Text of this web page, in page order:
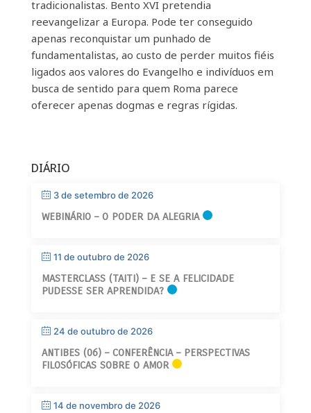
tradicionalistas. Bento XVI pretendia
reevangelizar a Europa. Pode ter conseguido
apenas reconquistar um punhado de
fundamentalistas, ao custo de perder muitos fiéis
ligados aos valores do Evangelho e indivíduos em
busca de sentido para quem Roma parece
oferecer apenas dogmas e regras rígidas.
DIÁRIO
3 de setembro de 2026
WEBINÁRIO – O PODER DA ALEGRIA
11 de outubro de 2026
MASTERCLASS (TAITI) – E SE A FELICIDADE
PUDESSE SER APRENDIDA?
24 de outubro de 2026
ANTIBES (06) – CONFERÊNCIA – PERSPECTIVAS
FILOSÓFICAS SOBRE O AMOR
14 de novembro de 2026